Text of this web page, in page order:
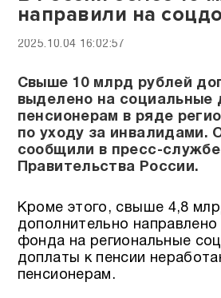
направили на
2025.10.04 16:02:57
Свыше 10 млрд рублей
выделено на социальные
пенсионерам в ряде
по уходу за инвалидами.
сообщили в пресс-службе
Правительства России.
Кроме этого, свыше 4,8
дополнительно направлено
фонда на региональные
доплаты к пенсии
пенсионерам.